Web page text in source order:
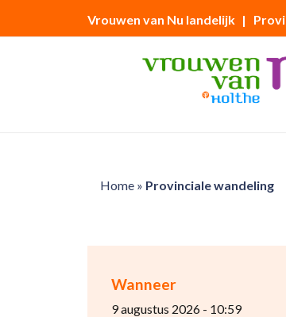
Vrouwen van Nu landelijk |
Home» Provinciale wandeling
Wanneer
9 augustus 2026 - 10:59